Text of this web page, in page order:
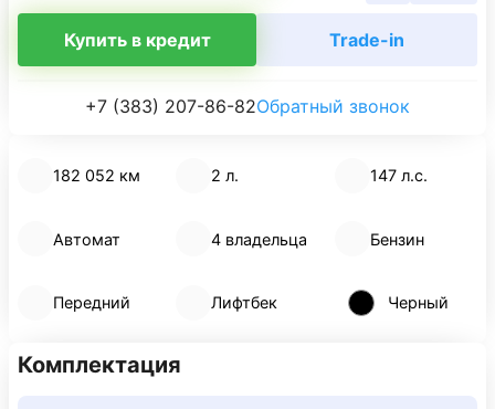
182 052 км 2 л. 147 л.с.
Автомат 4 владельца Бензин
Передний Лифтбек Черный
Купить в кредит Trade-in
+7 (383) 207-86-82Обратный звонок
Комплектация